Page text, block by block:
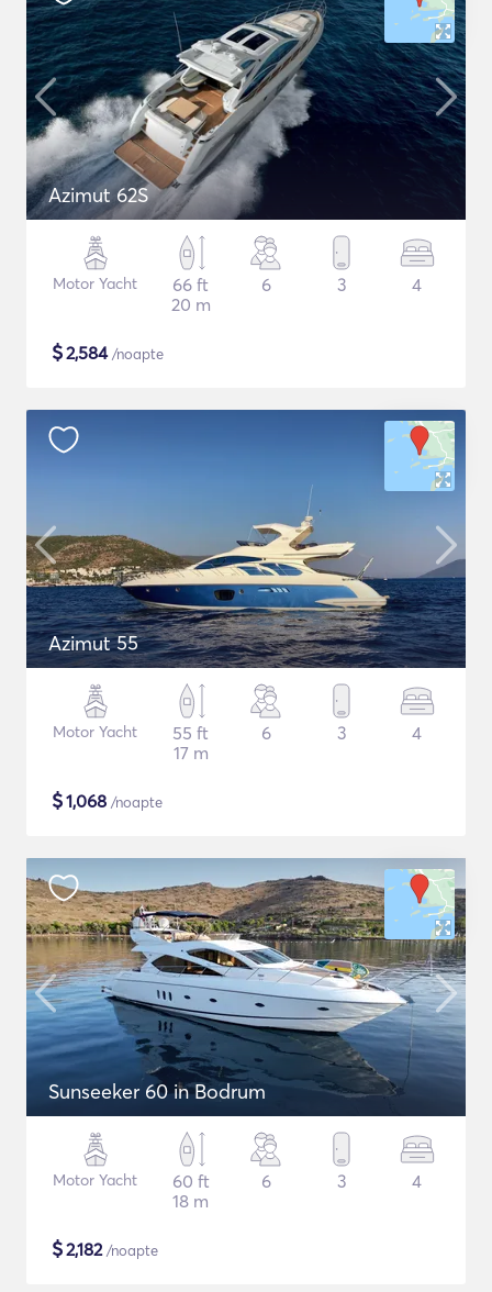
Azimut 62S
Motor Yacht
66 ft
20 m
6 3 4
$2,584/noapte
Azimut 55
Motor Yacht
55 ft
17 m
6 3 4
$1,068 /noapte
Sunseeker 60 in Bodrum
Motor Yacht
60 ft
18 m
6 3 4
$2,182/noapte